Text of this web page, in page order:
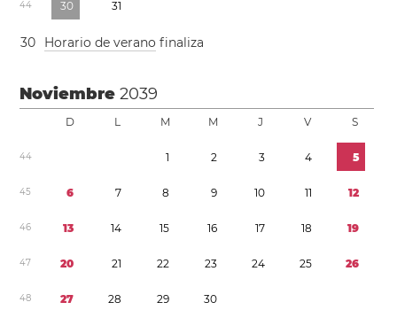
44 30 31
30 Horario de verano finaliza
Noviembre2039
D L M M J V S
44 1 2 3 4 5
45 6 7 8 9 10 11 12
46 13 14 15 16 17 18 19
47 20 21 22 23 24 25 26
48 27 28 29 30